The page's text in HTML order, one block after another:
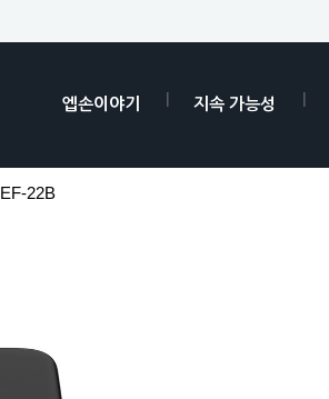
엡손이야기 지속 가능성
EF-22B